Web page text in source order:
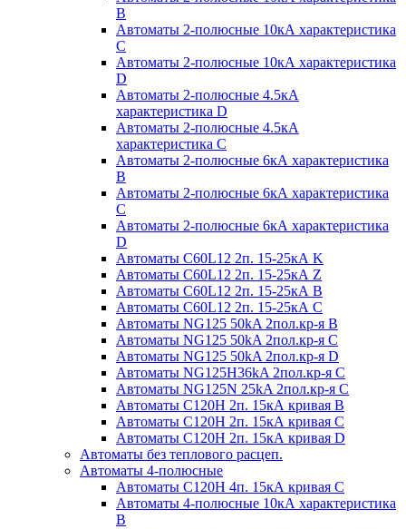
B
Автоматы 2-полюсные 10кА характеристика
C
Автоматы 2-полюсные 10кА характеристика
D
Автоматы 2-полюсные 4.5кА
характеристика D
Автоматы 2-полюсные 4.5кА
характеристика С
Автоматы 2-полюсные 6кА характеристика
B
Автоматы 2-полюсные 6кА характеристика
C
Автоматы 2-полюсные 6кА характеристика
D
Автоматы C60L12 2п. 15-25кА K
Автоматы C60L12 2п. 15-25кА Z
Автоматы C60L12 2п. 15-25кА B
Автоматы C60L12 2п. 15-25кА C
Автоматы NG125 50kA 2пол.кр-я B
Автоматы NG125 50kA 2пол.кр-я C
Автоматы NG125 50kA 2пол.кр-я D
Автоматы NG125H36kA 2пол.кр-я C
Автоматы NG125N 25kA 2пол.кр-я C
Автоматы С120H 2п. 15кА кривая B
Автоматы С120H 2п. 15кА кривая C
Автоматы С120H 2п. 15кА кривая D
Автоматы без теплового расцеп.
Автоматы 4-полюсные
Автоматы С120H 4п. 15кА кривая C
Автоматы 4-полюсные 10кА характеристика
B